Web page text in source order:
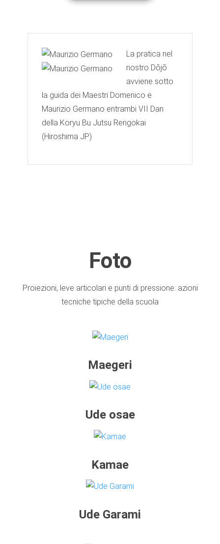
La pratica nel
nostro Dōjō
avviene sotto
la guida dei Maestri Domenico e
Maurizio Germano entrambi VII Dan
della Koryu Bu Jutsu Rengokai
(Hiroshima JP)
Foto
Proiezioni, leve articolari e punti di pressione: azioni
tecniche tipiche della scuola
Maegeri
Ude osae
Kamae
Ude Garami